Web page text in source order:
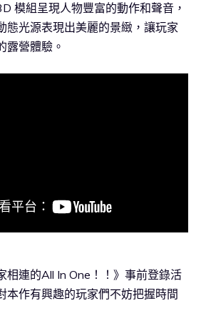
模組呈現人物豐富的動作和聲音，
態光源表現出美麗的景緻，讓玩家
露營體驗。
相連的All In One！！》事前登錄活
本作有興趣的玩家們不妨把握時間